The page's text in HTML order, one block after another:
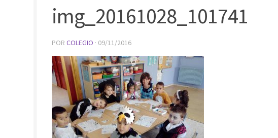
img_20161028_101741
POR COLEGIO · 09/11/2016